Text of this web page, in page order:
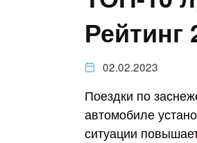
Рейтинг
02.02.2023
Поездки по
автомобиле
ситуации